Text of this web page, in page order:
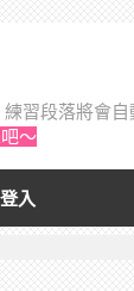
習段落將會自
～
入